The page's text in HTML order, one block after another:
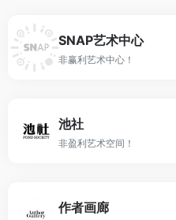
SNAP艺术中心
非赢利艺术中心！
池社
非盈利艺术空间！
作者画廊